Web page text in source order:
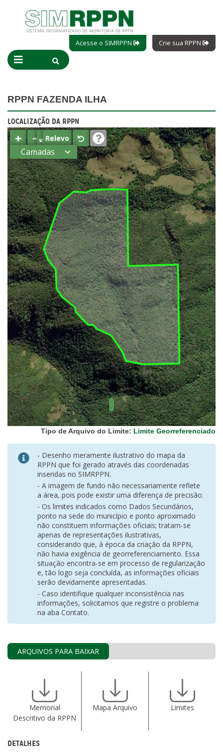
Acesse o SIMRPPN Crie sua RPPN
RPPN FAZENDA ILHA
LOCALIZAÇÃO DA RPPN
+ −⤢Relevo
Camadas
Estados
Municípios
Terras
indígenas
(FUNAI)
UC Federal
UC Estaduais
UC
Municipais
Hidrografia
1:1.000.000
(ANA)
Biomas
(IBGE)
Vegetação
(IBGE)
Rodovias
(IBGE)
Relevo
(IBGE)
Tipo de Arquivo do Limite: Limite Georreferenciado
- Desenho meramente ilustrativo do mapa da
RPPN que foi gerado através das coordenadas
inseridas no SIMRPPN.
- A imagem de fundo não necessariamente reflete
a área, pois pode existir uma diferença de precisão.
- Os limites indicados como Dados Secundários,
ponto na sede do município e ponto aproximado
não constituem informações oficiais; tratam-se
apenas de representações ilustrativas,
considerando que, à época da criação da RPPN,
não havia exigência de georreferenciamento. Essa
situação encontra-se em processo de regularização
e, tão logo seja concluída, as informações oficiais
serão devidamente apresentadas.
- Caso identifique qualquer inconsistência nas
informações, solicitamos que registre o problema
na aba Contato.
ARQUIVOS PARA BAIXAR
Memorial
Descritivo da RPPN
Mapa Arquivo Limites
DETALHES